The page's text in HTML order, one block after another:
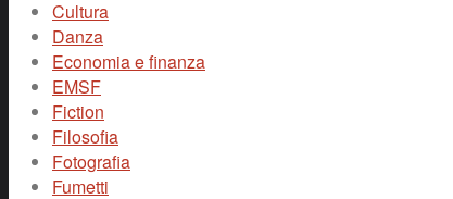
Cultura
Danza
Economia e finanza
EMSF
Fiction
Filosofia
Fotografia
Fumetti